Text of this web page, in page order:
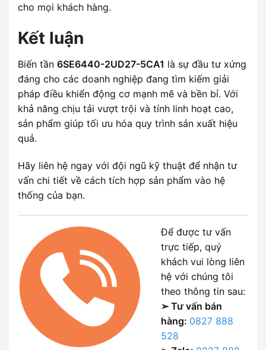
cho mọi khách hàng.
Kết luận
Biến tần 6SE6440-2UD27-5CA1 là sự đầu tư xứng
đáng cho các doanh nghiệp đang tìm kiếm giải
pháp điều khiển động cơ mạnh mẽ và bền bỉ. Với
khả năng chịu tải vượt trội và tính linh hoạt cao,
sản phẩm giúp tối ưu hóa quy trình sản xuất hiệu
quả.
Hãy liên hệ ngay với đội ngũ kỹ thuật để nhận tư
vấn chi tiết về cách tích hợp sản phẩm vào hệ
thống của bạn.
Để được tư vấn
trực tiếp, quý
khách vui lòng liên
hệ với chúng tôi
theo thông tin sau:
➢ Tư vấn bán
hàng: 0827 888
528